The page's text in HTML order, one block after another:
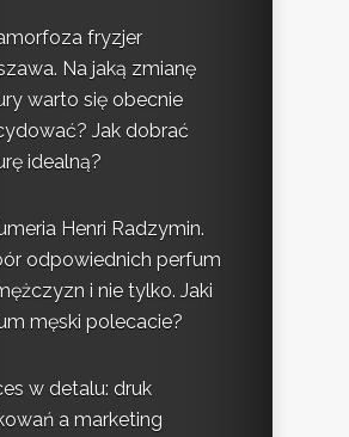
fryzjer
Na jaką zmianę
warto się obecnie
Jak dobrać
idealną?
Henri Radzymin.
odpowiednich perfum
i nie tylko. Jaki
męski polecacie?
w detalu: druk
a marketing